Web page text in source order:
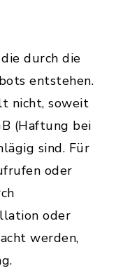
durch die
entstehen.
nicht, soweit
(Haftung bei
sind. Für
oder
oder
werden,